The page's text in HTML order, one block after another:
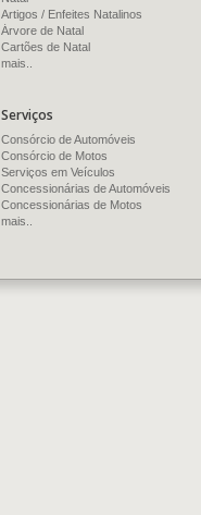
Artigos / Enfeites Natalinos
Árvore de Natal
Cartões de Natal
mais..
Serviços
Consórcio de Automóveis
Consórcio de Motos
Serviços em Veículos
Concessionárias de Automóveis
Concessionárias de Motos
mais..